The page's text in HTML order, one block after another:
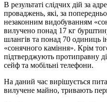
В результаті слідчих дій за
проваджень, які, за
незаконним видобуванням
вилучено понад 17 кг
шлангів та понад 70 одиниць
«сонячного каміння». Крім
підтверджують протиправну
сейф та мобільні телефони.
На даний час вирішується
вилучене майно, тривають